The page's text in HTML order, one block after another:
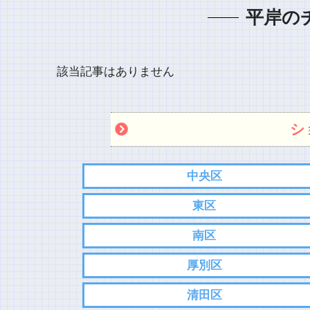
平岸の
該当記事はありません
シ
中央区
東区
南区
厚別区
清田区